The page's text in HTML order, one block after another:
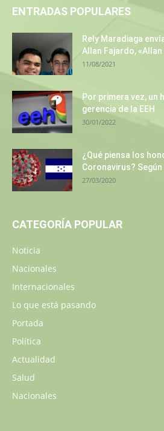
ENTRADAS POPULARES
Rely Maradiaga
Allan Fajardo,
11/08/2021
Por primera vez, un
gerencia de la EEH
30/01/2022
¿Qué piensa los
Coronavirus?
27/03/2020
CATEGORÍA POPULAR
Noticia
Nacionales
Internacionales
Lo que está pasando
Portada
Política
Actualidad
Salud
Nacionales